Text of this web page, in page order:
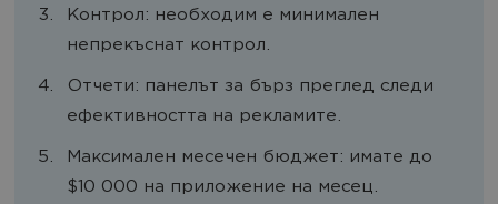
Контрол: необходим е минимален
непрекъснат контрол.
Отчети: панелът за бърз преглед следи
ефективността на рекламите.
Максимален месечен бюджет: имате до
$10 000 на приложение на месец.